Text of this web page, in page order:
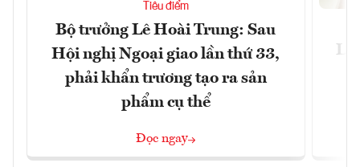
Tiêu điểm
Bộ trưởng Lê Hoài Trung: Sau
Hội nghị Ngoại giao lần thứ 33,
phải khẩn trương tạo ra sản
phẩm cụ thể
Đọc ngay